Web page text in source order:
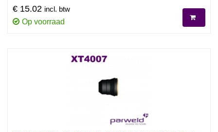
€ 15.02 incl. btw
Op voorraad